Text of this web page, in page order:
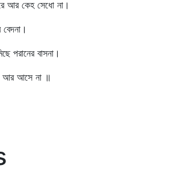
আর কেহ সেধো না।
বাসনা।
আসে না ॥